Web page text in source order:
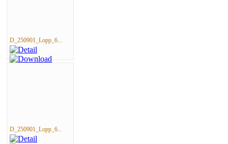
D_250901_Lopp_6...
D_250901_Lopp_6...